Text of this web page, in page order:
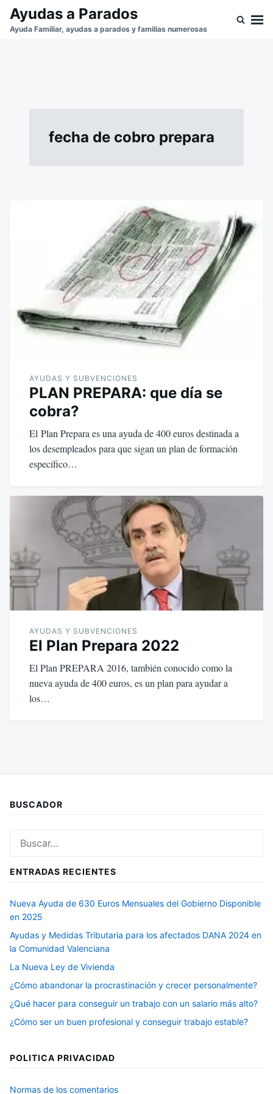
SaltarBuscar:
Ayudas a Parados
Ayuda Familiar, ayudas a parados y familias numerosas
fecha de cobro prepara
AYUDAS Y SUBVENCIONES
PLAN PREPARA: que día se
cobra?
El Plan Prepara es una ayuda de 400 euros destinada a
los desempleados para que sigan un plan de formación
específico…
AYUDAS Y SUBVENCIONES
El Plan Prepara 2022
El Plan PREPARA 2016, también conocido como la
nueva ayuda de 400 euros, es un plan para ayudar a
los…
BUSCADOR
ENTRADAS RECIENTES
Nueva Ayuda de 630 Euros Mensuales del Gobierno Disponible
en 2025
Ayudas y Medidas Tributaria para los afectados DANA 2024 en
la Comunidad Valenciana
La Nueva Ley de Vivienda
¿Cómo abandonar la procrastinación y crecer personalmente?
¿Qué hacer para conseguir un trabajo con un salario más alto?
¿Cómo ser un buen profesional y conseguir trabajo estable?
POLITICA PRIVACIDAD
Normas de los comentarios